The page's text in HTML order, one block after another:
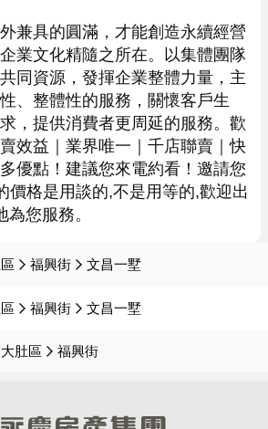
兼具的圓滿，才能創造永續經營
業文化精隨之所在。以集體團隊
同資源，發揮企業整體力量，主
、整體性的服務，關懷客戶生
，提供消費者更周延的服務。歡
效益｜業界唯一｜千店聯賣｜快
優點！建議您來電約看！邀請您
價格是用談的,不是用等的,歡迎出
福興街 文昌一墅
福興街 文昌一墅
大肚區 福興街